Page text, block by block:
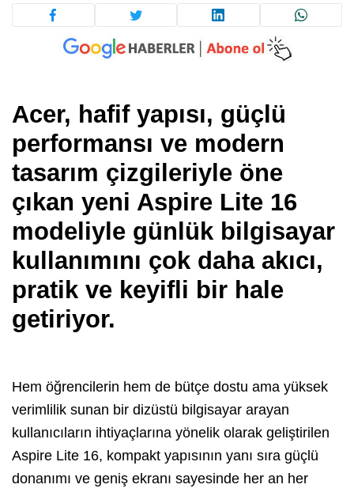
Acer, hafif yapısı, güçlü
performansı ve modern
tasarım çizgileriyle öne
çıkan yeni Aspire Lite 16
modeliyle günlük bilgisayar
kullanımını çok daha akıcı,
pratik ve keyifli bir hale
getiriyor.
Hem öğrencilerin hem de bütçe dostu ama yüksek
verimlilik sunan bir dizüstü bilgisayar arayan
kullanıcıların ihtiyaçlarına yönelik olarak geliştirilen
Aspire Lite 16, kompakt yapısının yanı sıra güçlü
donanımı ve geniş ekranı sayesinde her an her